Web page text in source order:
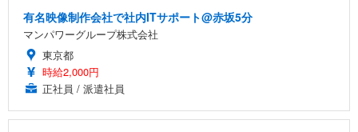
有名映像制作会社で社内ITサポート@赤坂5分
マンパワーグループ株式会社
東京都
時給2,000円
正社員 / 派遣社員